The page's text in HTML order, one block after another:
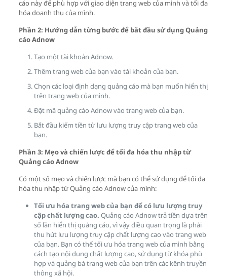
cáo này để phù hợp với giao diện trang web của mình và tối đa
hóa doanh thu của mình.
Phần 2: Hướng dẫn từng bước để bắt đầu sử dụng Quảng
cáo Adnow
Tạo một tài khoản Adnow.
Thêm trang web của bạn vào tài khoản của bạn.
Chọn các loại định dạng quảng cáo mà bạn muốn hiển thị
trên trang web của mình.
Đặt mã quảng cáo Adnow vào trang web của bạn.
Bắt đầu kiếm tiền từ lưu lượng truy cập trang web của
bạn.
Phần 3: Mẹo và chiến lược để tối đa hóa thu nhập từ
Quảng cáo Adnow
Có một số mẹo và chiến lược mà bạn có thể sử dụng để tối đa
hóa thu nhập từ Quảng cáo Adnow của mình:
Tối ưu hóa trang web của bạn để có lưu lượng truy
cập chất lượng cao. Quảng cáo Adnow trả tiền dựa trên
số lần hiển thị quảng cáo, vì vậy điều quan trọng là phải
thu hút lưu lượng truy cập chất lượng cao vào trang web
của bạn. Bạn có thể tối ưu hóa trang web của mình bằng
cách tạo nội dung chất lượng cao, sử dụng từ khóa phù
hợp và quảng bá trang web của bạn trên các kênh truyền
thông xã hội.